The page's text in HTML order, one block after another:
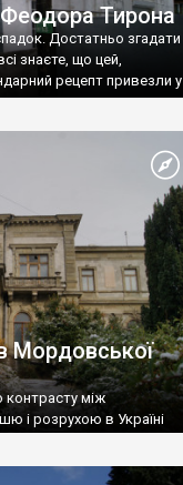
Тирона
Достатньо згадати
знаєте, що цей,
рецепт привезли у
Мордовської
контрасту між
і розрухою в Україні